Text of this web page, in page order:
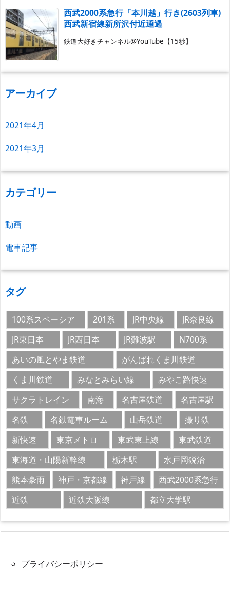
西武2000系急行「本川越」行き(2603列車)
西武新宿線新所沢付近通過
鉄道大好きチャンネル@YouTube【15秒】
アーカイブ
2021年4月
2021年3月
カテゴリー
動画
電車記事
タグ
100系スペーシア 201系 JR中央線
JR奈良線
JR東日本
JR西日本 JR難波駅
N700系
あいの風とやま鉄道
がんばれくま川鉄道
くま川鉄道
みなとみらい線
みやこ路快速
サクラトレイン​
南海 名古屋鉄道
名古屋駅
名鉄
名鉄電車ルーム 山岳鉄道
撮り鉄
新快速
東京メトロ 東武東上線
東武鉄道
東海道・山陽新幹線
栃木駅
水戸岡鋭治
熊本豪雨
神戸・京都線 神戸線
西武2000系急行
近鉄
近鉄大阪線 都立大学駅
プライバシーポリシー